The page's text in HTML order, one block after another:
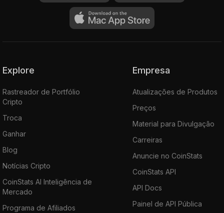
Explore
Rastreador de Portfólio
Cripto
Troca
Ganhar
Blog
Notícias Cripto
CoinStats AI Inteligência de
Mercado
Programa de Afiliados
Empresa
Atualizações de Produtos
Preços
Material para Divulgação
Carreiras
Anuncie no CoinStats
CoinStats API
API Docs
Painel de API Pública